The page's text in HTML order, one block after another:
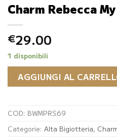
Charm Rebecca
€29.00
1 disponibili
AGGIUNGI AL
COD: BWMPRS69
Categorie: Alta Bigiotteria,